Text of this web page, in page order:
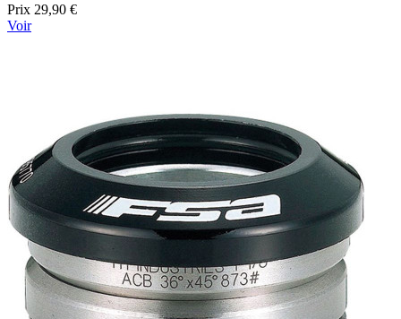
Prix 29,90 €
Voir